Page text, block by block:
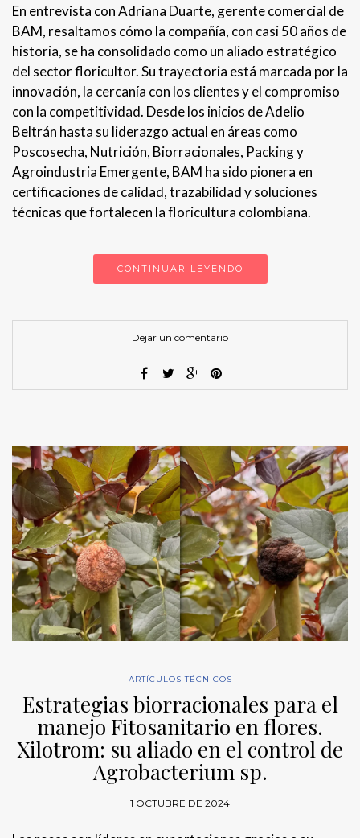
En entrevista con Adriana Duarte, gerente comercial de
BAM, resaltamos cómo la compañía, con casi 50 años de
historia, se ha consolidado como un aliado estratégico
del sector floricultor. Su trayectoria está marcada por la
innovación, la cercanía con los clientes y el compromiso
con la competitividad. Desde los inicios de Adelio
Beltrán hasta su liderazgo actual en áreas como
Poscosecha, Nutrición, Biorracionales, Packing y
Agroindustria Emergente, BAM ha sido pionera en
certificaciones de calidad, trazabilidad y soluciones
técnicas que fortalecen la floricultura colombiana.
CONTINUAR LEYENDO
Dejar un comentario
ARTÍCULOS TÉCNICOS
Estrategias biorracionales para el
manejo Fitosanitario en flores.
Xilotrom: su aliado en el control de
Agrobacterium sp.
1 OCTUBRE DE 2024